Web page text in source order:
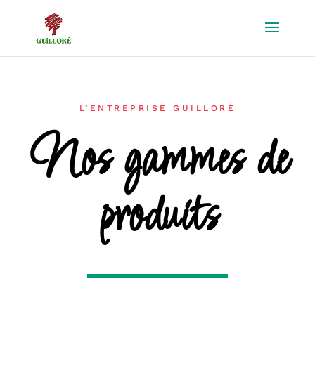
L’ENTREPRISE GUILLORÉ
Nos gammes de
produits